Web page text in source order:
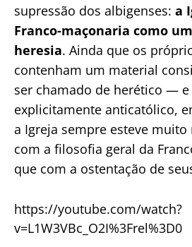
supressão dos albigenses: a
Franco-maçonaria como
heresia. Ainda que os
contenham um material
ser chamado de herético — e
explicitamente anticatólico,
a Igreja sempre esteve
com a filosofia geral da
que com a ostentação de
https://youtube.com/watch?
v=L1W3VBc_O2I%3Frel%3D0